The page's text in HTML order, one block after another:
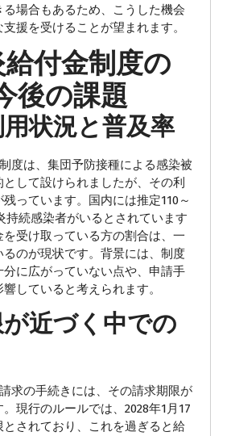
場合もあるため、こうした機会
援を受けることが望まれます。
給付金制度の
後の課題
状況と普及率
度は、集団予防接種による感染被
して設けられましたが、その利
っています。国内には推定110～
持続感染者がいるとされています
受け取っている方の割合は、一
のが現状です。背景には、制度
分に広がっていない点や、申請手
していると考えられます。
近づく中での
求の手続きには、その請求期限が
現行のルールでは、2028年1月17
とされており、これを過ぎると給